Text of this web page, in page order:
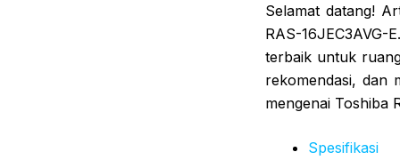
Selamat datang!
RAS-
terbaik untuk
rekomendasi, dan
mengenai Toshiba
Spesifikasi